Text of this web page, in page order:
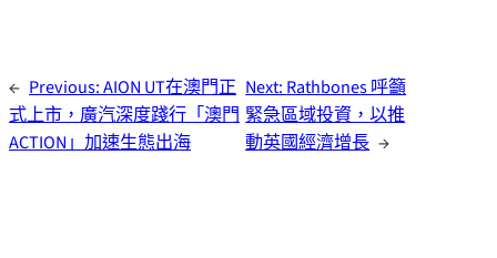
← Previous:AION UT在澳門正
式上市，廣汽深度踐行「澳門
ACTION」加速生態出海
Next: Rathbones 呼籲
緊急區域投資，以推
動英國經濟增長 →